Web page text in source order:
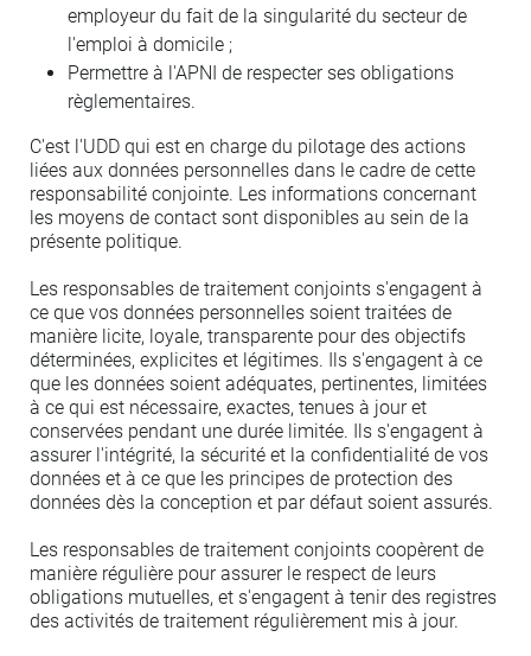
employeur du fait de la singularité du secteur de
l'emploi à domicile ;
Permettre à l'APNI de respecter ses obligations
règlementaires.
C'est l'UDD qui est en charge du pilotage des actions
liées aux données personnelles dans le cadre de cette
responsabilité conjointe. Les informations concernant
les moyens de contact sont disponibles au sein de la
présente politique.
Les responsables de traitement conjoints s'engagent à
ce que vos données personnelles soient traitées de
manière licite, loyale, transparente pour des objectifs
déterminées, explicites et légitimes. Ils s'engagent à ce
que les données soient adéquates, pertinentes, limitées
à ce qui est nécessaire, exactes, tenues à jour et
conservées pendant une durée limitée. Ils s'engagent à
assurer l'intégrité, la sécurité et la confidentialité de vos
données et à ce que les principes de protection des
données dès la conception et par défaut soient assurés.
Les responsables de traitement conjoints coopèrent de
manière régulière pour assurer le respect de leurs
obligations mutuelles, et s'engagent à tenir des registres
des activités de traitement régulièrement mis à jour.